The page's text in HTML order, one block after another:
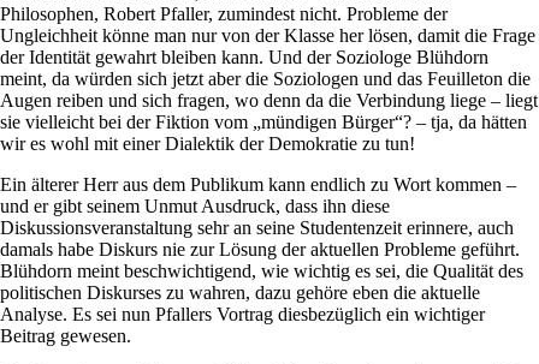
Philosophen, Robert Pfaller, zumindest nicht. Probleme der
Ungleichheit könne man nur von der Klasse her lösen, damit die Frage
der Identität gewahrt bleiben kann. Und der Soziologe Blühdorn
meint, da würden sich jetzt aber die Soziologen und das Feuilleton die
Augen reiben und sich fragen, wo denn da die Verbindung liege – liegt
sie vielleicht bei der Fiktion vom „mündigen Bürger“? – tja, da hätten
wir es wohl mit einer Dialektik der Demokratie zu tun!
Ein älterer Herr aus dem Publikum kann endlich zu Wort kommen –
und er gibt seinem Unmut Ausdruck, dass ihn diese
Diskussionsveranstaltung sehr an seine Studentenzeit erinnere, auch
damals habe Diskurs nie zur Lösung der aktuellen Probleme geführt.
Blühdorn meint beschwichtigend, wie wichtig es sei, die Qualität des
politischen Diskurses zu wahren, dazu gehöre eben die aktuelle
Analyse. Es sei nun Pfallers Vortrag diesbezüglich ein wichtiger
Beitrag gewesen.